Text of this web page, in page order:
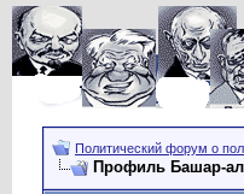
Политический форум о
Профиль Башар-